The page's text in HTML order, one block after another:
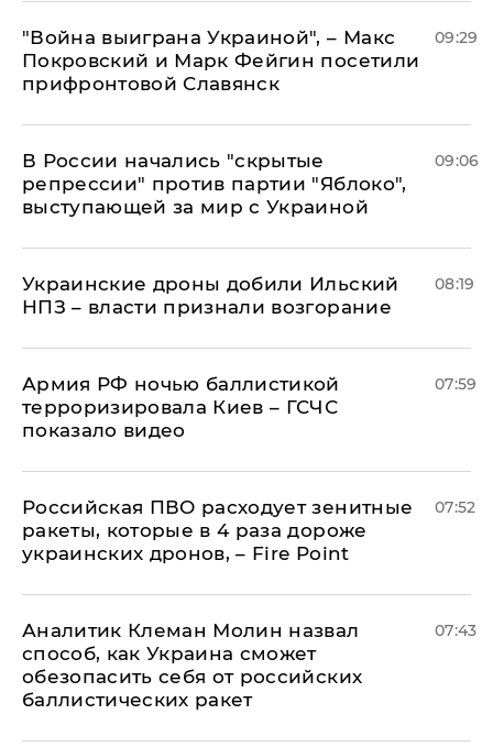
"Война выиграна Украиной", – Макс
Покровский и Марк Фейгин посетили
прифронтовой Славянск
09:29
В России начались "скрытые
репрессии" против партии "Яблоко",
выступающей за мир с Украиной
09:06
Украинские дроны добили Ильский
НПЗ – власти признали возгорание
08:19
Армия РФ ночью баллистикой
терроризировала Киев – ГСЧС
показало видео
07:59
Российская ПВО расходует зенитные
ракеты, которые в 4 раза дороже
украинских дронов, – Fire Point
07:52
Аналитик Клеман Молин назвал
способ, как Украина сможет
обезопасить себя от российских
баллистических ракет
07:43